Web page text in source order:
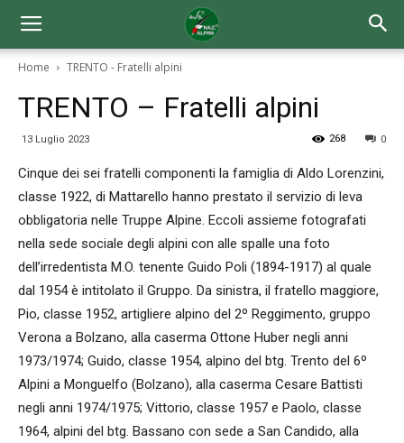
Home TRENTO - Fratelli alpini
TRENTO – Fratelli alpini
13 Luglio 2023 0
268
Cinque dei sei fratelli componenti la famiglia di Aldo Lorenzini,
classe 1922, di Mattarello hanno prestato il servizio di leva
obbligatoria nelle Truppe Alpine. Eccoli assieme fotografati
nella sede sociale degli alpini con alle spalle una foto
dell’irredentista M.O. tenente Guido Poli (1894-1917) al quale
dal 1954 è intitolato il Gruppo. Da sinistra, il fratello maggiore,
Pio, classe 1952, artigliere alpino del 2º Reggimento, gruppo
Verona a Bolzano, alla caserma Ottone Huber negli anni
1973/1974; Guido, classe 1954, alpino del btg. Trento del 6º
Alpini a Monguelfo (Bolzano), alla caserma Cesare Battisti
negli anni 1974/1975; Vittorio, classe 1957 e Paolo, classe
1964, alpini del btg. Bassano con sede a San Candido, alla